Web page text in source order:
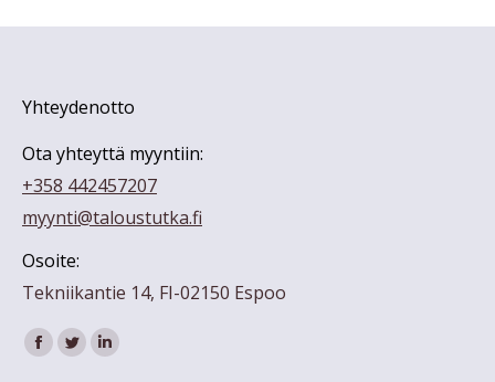
Yhteydenotto
Ota yhteyttä myyntiin:
+358 442457207
myynti@taloustutka.fi
Osoite:
Tekniikantie 14, FI-02150 Espoo
Find us on:
Facebook
TwitterLinkedin